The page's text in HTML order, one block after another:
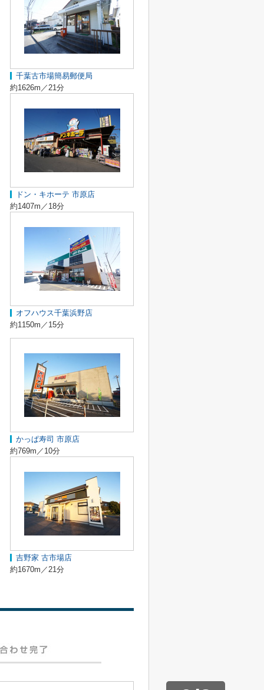
千葉古市場簡易郵便局
約1626m／21分
ドン・キホーテ 市原店
約1407m／18分
オフハウス千葉浜野店
約1150m／15分
かっぱ寿司 市原店
約769m／10分
吉野家 古市場店
約1670m／21分